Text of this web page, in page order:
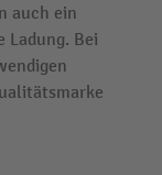
auch ein
Ladung. Bei